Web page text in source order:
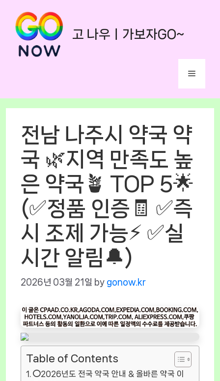
content
고 나우ㅣ가보자GO~
Menu
전남 나주시 약국 약
국 🌿지역 만족도 높
은 약국🪴 TOP 5🌟
(✅정품 인증🧾 ✅즉
시 조제 가능⚡ ✅실
시간 알림🔔)
2026년 03월 21일 by gonow.kr
Table of Contents
⭕2026년도 전국 약국 안내 & 올바른 약국 이